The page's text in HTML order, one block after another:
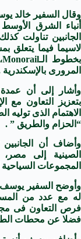
وقال السفير خالد
أنباء الشرق
الجانبين تناولت
لاسيما فيما يتعلق
بخطوط الـMonorail
المرورى بالإسكندرية
وأشار إلى أن عمدة
بتعزيز التعاون مع
الاهتمام الذى
“الحزام والطريق ” .
وأضاف أن الجانبين
الصينية إلى
المجموعات
وأوضح السفير يوسف
له مع عدد من
فرص التعاون فى
فضلا عن محطات